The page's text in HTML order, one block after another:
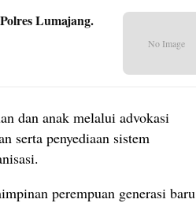
Lumajang.
No Image
dan anak melalui advokasi
serta penyediaan sistem
perempuan generasi baru